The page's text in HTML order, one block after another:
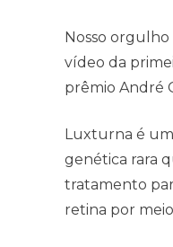
Nosso
vídeo da
prêmio André
Luxturna é
genética rara
tratamento
retina por